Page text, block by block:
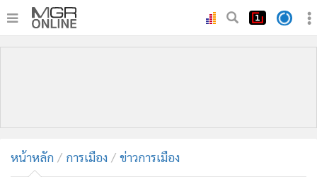
• บันเทิง
หน้าหลัก การเมือง ข่าวการเมือง